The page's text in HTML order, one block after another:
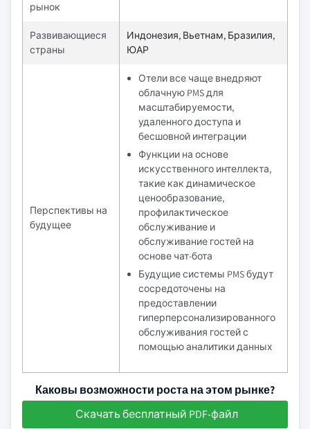
рынок
Развивающиеся
страны
Индонезия, Вьетнам, Бразилия,
ЮАР
Перспективы на
будущее
Отели все чаще внедряют
облачную PMS для
масштабируемости,
удаленного доступа и
бесшовной интеграции
Функции на основе
искусственного интеллекта,
такие как динамическое
ценообразование,
профилактическое
обслуживание и
обслуживание гостей на
основе чат-бота
Будущие системы PMS будут
сосредоточены на
предоставлении
гиперперсонализированного
обслуживания гостей с
помощью аналитики данных
Каковы возможности роста на этом рынке?
Скачать бесплатный PDF-файл